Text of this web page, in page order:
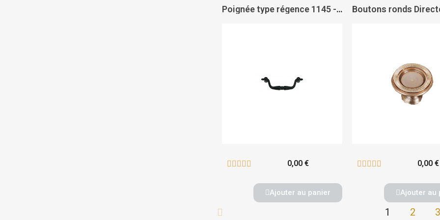
Poignée type régence 1145 - CADAP
     0,00 €
Ajouter au panier
     0,00 €
Ajouter au
1 2 3